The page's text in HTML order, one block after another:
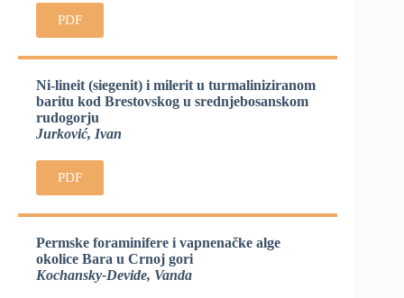
PDF
Ni-lineit (siegenit) i milerit u turmaliniziranom
baritu kod Brestovskog u srednjebosanskom
rudogorju
Jurković, Ivan
PDF
Permske foraminifere i vapnenačke alge
okolice Bara u Crnoj gori
Kochansky-Devide, Vanda